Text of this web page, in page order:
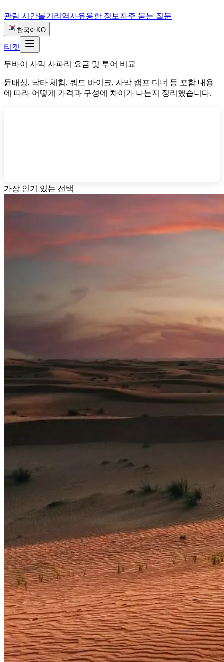
관람 시간볼거리 역사유용한 정보 자주 묻는 질문
한국어 KO
티켓
두바이 사막 사파리 요금 및 투어 비교
듄배싱, 낙타 체험, 쿼드 바이크, 사막 캠프 디너 등 포함 내용
에 따라 어떻게 가격과 구성에 차이가 나는지 정리했습니다.
가장 인기 있는 선택